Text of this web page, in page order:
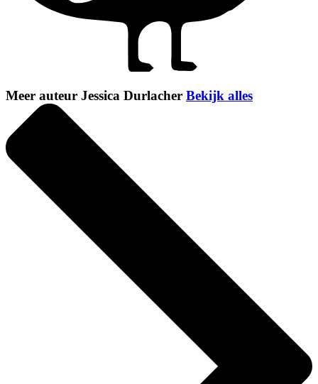
Meer auteur Jessica Durlacher Bekijk alles